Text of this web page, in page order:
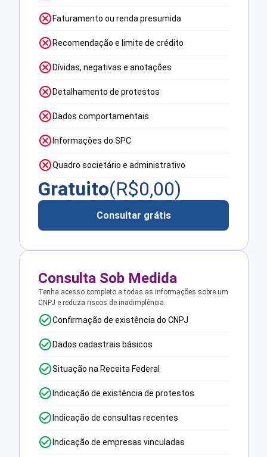
Faturamento ou renda presumida
Recomendação e limite de crédito
Dívidas, negativas e anotações
Detalhamento de protestos
Dados comportamentais
Informações do SPC
Quadro societário e administrativo
Gratuito(R$0,00)
Consultar grátis
Consulta Sob Medida
Tenha acesso completo a todas as informações sobre um
CNPJ e reduza riscos de inadimplência.
Confirmação de existência do CNPJ
Dados cadastrais básicos
Situação na Receita Federal
Indicação de existência de protestos
Indicação de consultas recentes
Indicação de empresas vinculadas